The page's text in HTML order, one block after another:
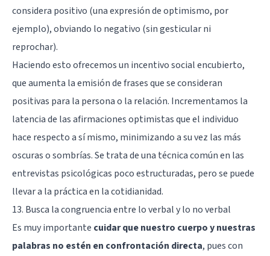
considera positivo (una expresión de optimismo, por
ejemplo), obviando lo negativo (sin gesticular ni
reprochar).
Haciendo esto ofrecemos un incentivo social encubierto,
que aumenta la emisión de frases que se consideran
positivas para la persona o la relación. Incrementamos la
latencia de las afirmaciones optimistas que el individuo
hace respecto a sí mismo, minimizando a su vez las más
oscuras o sombrías. Se trata de una técnica común en las
entrevistas psicológicas poco estructuradas, pero se puede
llevar a la práctica en la cotidianidad.
13. Busca la congruencia entre lo verbal y lo no verbal
Es muy importante cuidar que nuestro cuerpo y nuestras
palabras no estén en confrontación directa, pues con